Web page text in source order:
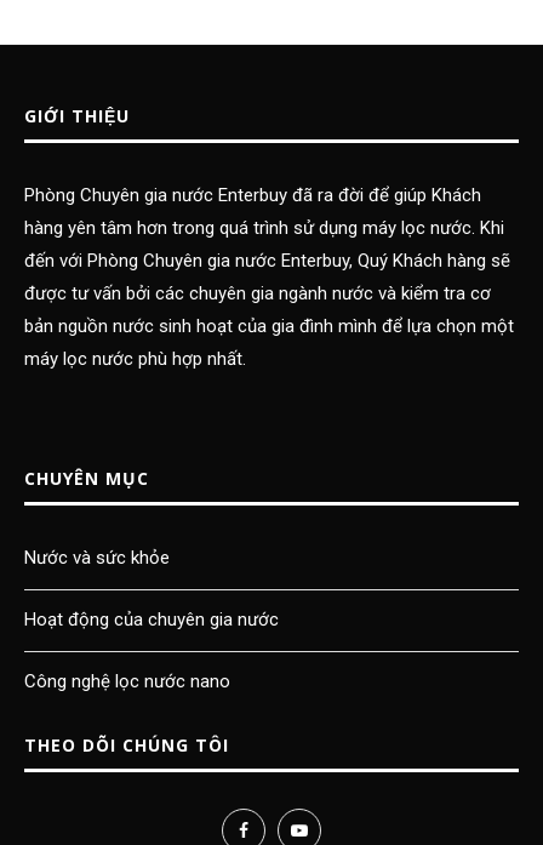
GIỚI THIỆU
Phòng Chuyên gia nước Enterbuy đã ra đời để giúp Khách
hàng yên tâm hơn trong quá trình sử dụng máy lọc nước. Khi
đến với Phòng Chuyên gia nước Enterbuy, Quý Khách hàng sẽ
được tư vấn bởi các chuyên gia ngành nước và kiểm tra cơ
bản nguồn nước sinh hoạt của gia đình mình để lựa chọn một
máy lọc nước phù hợp nhất.
CHUYÊN MỤC
Nước và sức khỏe
Hoạt động của chuyên gia nước
Công nghệ lọc nước nano
THEO DÕI CHÚNG TÔI